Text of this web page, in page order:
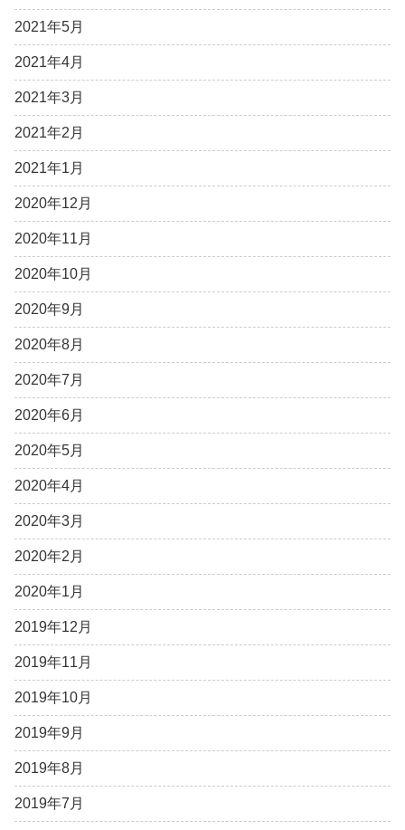
2021年5月
2021年4月
2021年3月
2021年2月
2021年1月
2020年12月
2020年11月
2020年10月
2020年9月
2020年8月
2020年7月
2020年6月
2020年5月
2020年4月
2020年3月
2020年2月
2020年1月
2019年12月
2019年11月
2019年10月
2019年9月
2019年8月
2019年7月